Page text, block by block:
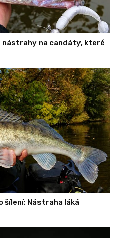
nástrahy na candáty, které
šílení: Nástraha láká